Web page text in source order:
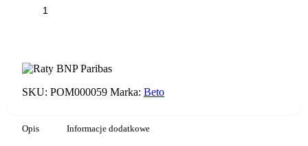
130AG1
SKU: POM000059 Marka: Beto
Opis Informacje dodatkowe